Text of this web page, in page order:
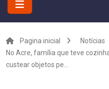
Pagina inicial Notícias
No Acre, família que teve
custear objetos pe...